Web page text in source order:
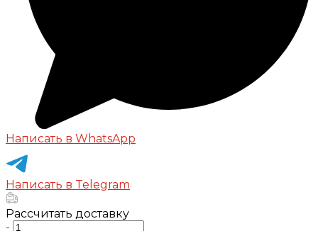
Написать в WhatsApp
Написать в Telegram
Рассчитать доставку
-